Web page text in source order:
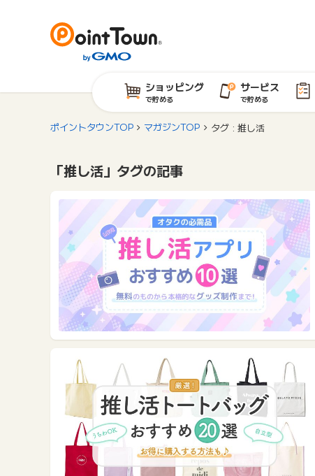
ショッピング
で貯める
サービス
で貯める
ポイントタウンTOP マガジンTOP タグ : 推し活
「推し活」タグの記事